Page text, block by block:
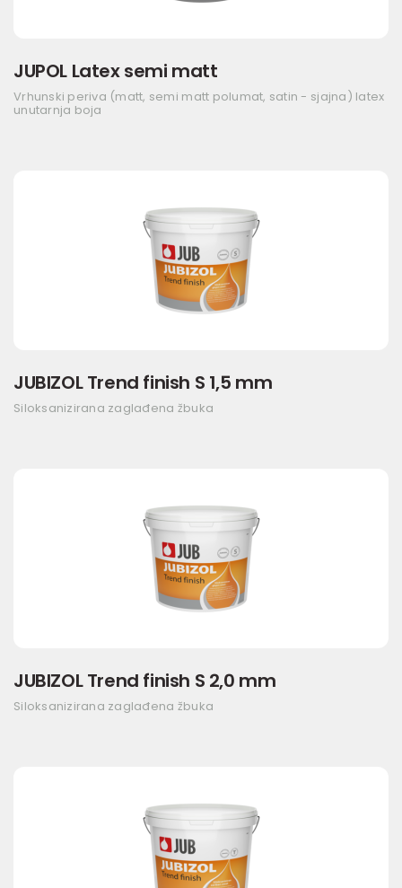
JUPOL Latex semi matt
Vrhunski periva (matt, semi matt polumat, satin - sjajna) latex
unutarnja boja
JUBIZOL Trend finish S 1,5 mm
Siloksanizirana zaglađena žbuka
JUBIZOL Trend finish S 2,0 mm
Siloksanizirana zaglađena žbuka